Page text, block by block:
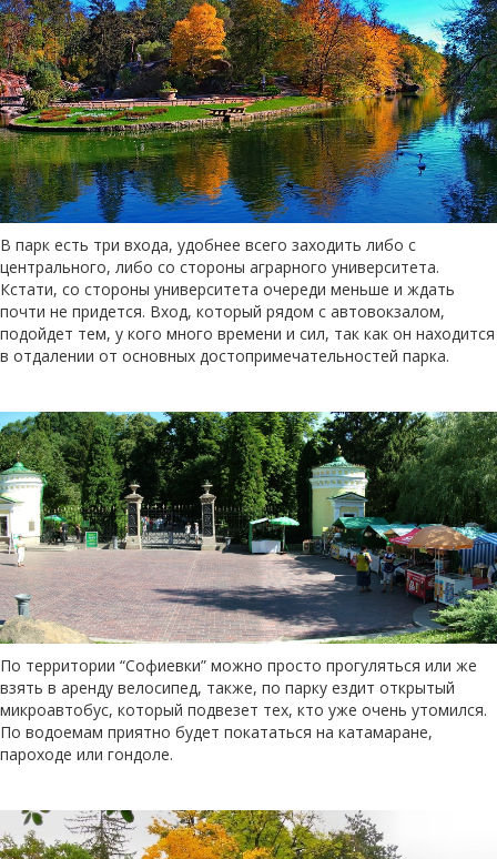
В парк есть три входа, удобнее всего заходить либо с
центрального, либо со стороны аграрного университета.
Кстати, со стороны университета очереди меньше и ждать
почти не придется. Вход, который рядом с автовокзалом,
подойдет тем, у кого много времени и сил, так как он находится
в отдалении от основных достопримечательностей парка.
По территории “Софиевки” можно просто прогуляться или же
взять в аренду велосипед, также, по парку ездит открытый
микроавтобус, который подвезет тех, кто уже очень утомился.
По водоемам приятно будет покататься на катамаране,
пароходе или гондоле.